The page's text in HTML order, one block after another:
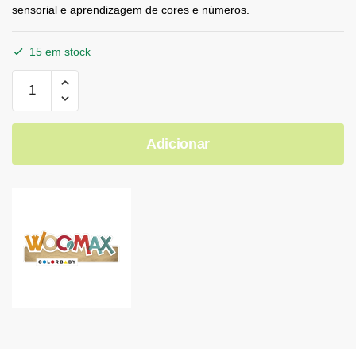
sensorial e aprendizagem de cores e números.
15 em stock
Adicionar